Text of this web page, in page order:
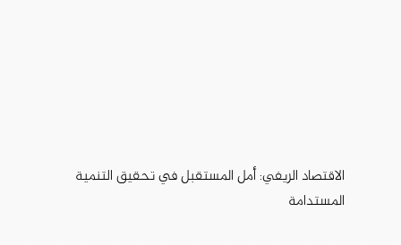
الاقتصاد الريفي: أمل المستقبل في تحقيق التنمية
المستدامة